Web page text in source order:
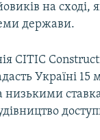
на сході,
держави.
CITIC
Україні 15
низькими